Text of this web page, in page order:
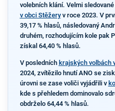
volebních klání. Velmi sledované
v obci Stěžeryv roce 2023. V
39,17 % hlasů, následovaný
druhém, rozhodujícím kole pak
získal 64,40 % hlasů.
V posledních krajských volbách
2024, zvítězilo hnutí ANO se
úrovni se zase voliči vyjádřili v
kde s přehledem dominovalo
obdrželo 64,44 % hlasů.